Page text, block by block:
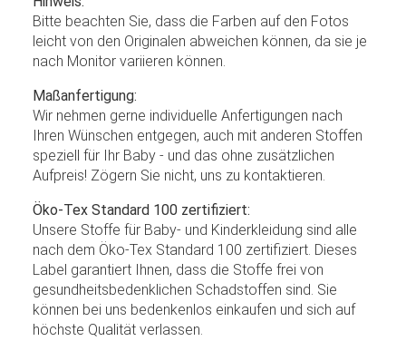
Bitte beachten Sie, dass die Farben auf den Fotos
leicht von den Originalen abweichen können, da sie je
nach Monitor variieren können.
Maßanfertigung:
Wir nehmen gerne individuelle Anfertigungen nach
Ihren Wünschen entgegen, auch mit anderen Stoffen
speziell für Ihr Baby - und das ohne zusätzlichen
Aufpreis! Zögern Sie nicht, uns zu kontaktieren.
Öko-Tex Standard 100 zertifiziert:
Unsere Stoffe für Baby- und Kinderkleidung sind alle
nach dem Öko-Tex Standard 100 zertifiziert. Dieses
Label garantiert Ihnen, dass die Stoffe frei von
gesundheitsbedenklichen Schadstoffen sind. Sie
können bei uns bedenkenlos einkaufen und sich auf
höchste Qualität verlassen.